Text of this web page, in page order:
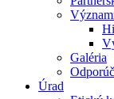
Galéria
Úrad